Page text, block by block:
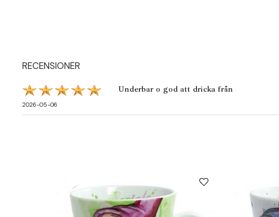
RECENSIONER
2026-05-06
Underbar o god att dricka från